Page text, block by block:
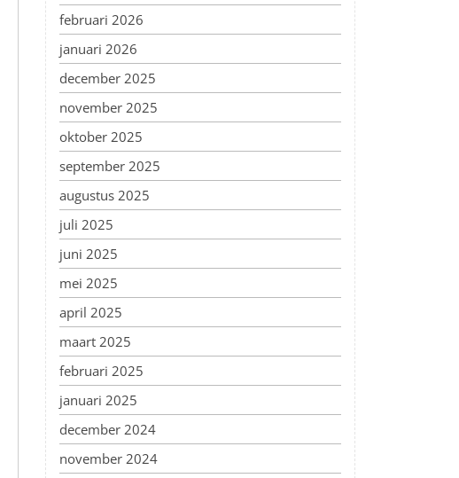
februari 2026
januari 2026
december 2025
november 2025
oktober 2025
september 2025
augustus 2025
juli 2025
juni 2025
mei 2025
april 2025
maart 2025
februari 2025
januari 2025
december 2024
november 2024